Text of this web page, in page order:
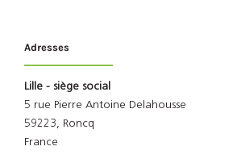
Adresses
Lille - siège social
5 rue Pierre Antoine Delahousse
59223, Roncq
France